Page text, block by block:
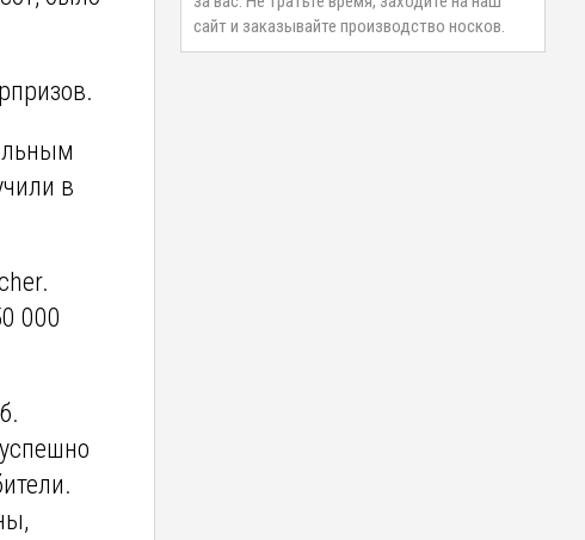
в
000
сайт и заказывайте производство носков.